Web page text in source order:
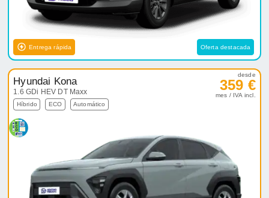
Entrega rápida Oferta destacada
Hyundai Kona
1.6 GDi HEV DT Maxx
Híbrido ECO Automático
desde
359 €
mes / IVA incl.